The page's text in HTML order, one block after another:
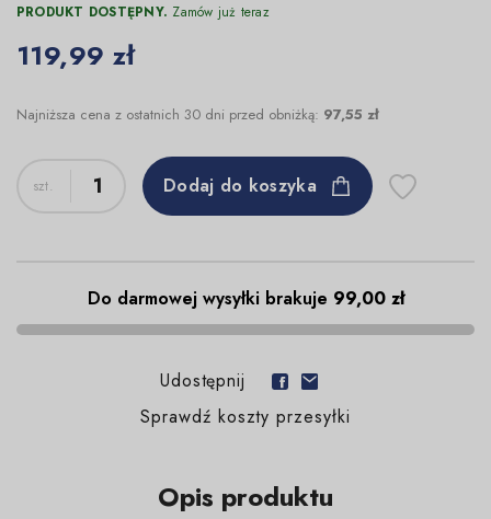
PRODUKT DOSTĘPNY. Zamów już teraz
119,99 zł
Najniższa cena z ostatnich 30 dni przed obniżką: 97,55 zł
Dodaj do koszyka
Do darmowej wysyłki brakuje 99,00 zł
Udostępnij
Sprawdź koszty przesyłki
Opis produktu